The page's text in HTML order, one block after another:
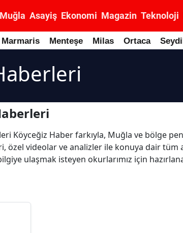
Muğla Asayiş Ekonomi Magazin Teknoloji
Marmaris Menteşe Milas Ortaca
Köyceğiz Haber farkıyla, Muğla ve bölge
videolar ve analizler ile konuya dair tüm
ulaşmak isteyen okurlarımız için